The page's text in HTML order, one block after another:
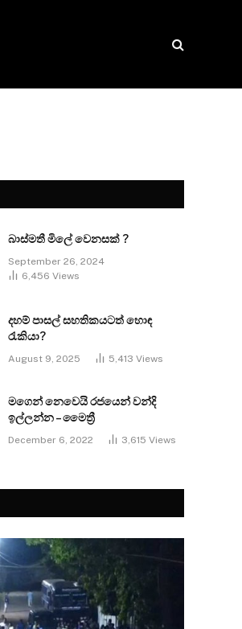
බාස්මතී මිලේ වෙනසක් ?
September 26, 2024
6,456 Views
දහම් පාසල් සහතිකයටත් හොඳ
රැකියා?
August 9, 2025 5,413 Views
මගෙන් නෙවෙයි රජයෙන් වන්දි
ඉල්ලන්න – මෛත්‍රී
December 6, 2022 3,615 Views